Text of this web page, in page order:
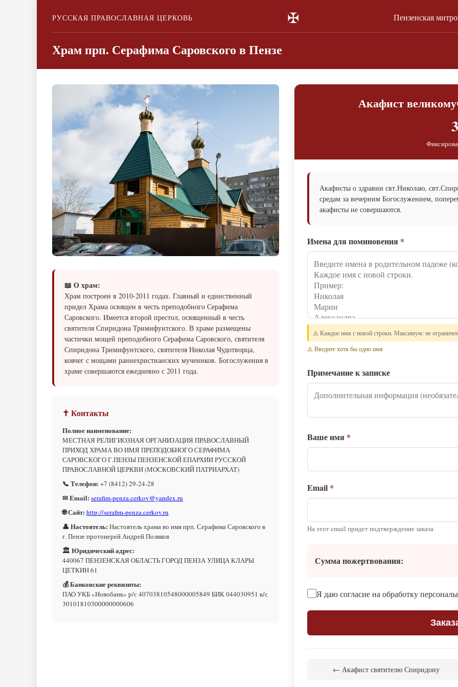
РУССКАЯ ПРАВОСЛАВНАЯ ЦЕРКОВЬ ✠ Пензенская
Храм прп. Серафима Саровского в Пензе
📖 О храм:
Храм построен в 2010-2011 годах. Главный и единственный
придел Храма освящен в честь преподобного Серафима
Саровского. Имеется второй престол, освященный в честь
святителя Спиридона Тримифунтского. В храме размещены
частички мощей преподобного Серафима Саровского, святителя
Спиридона Тримифунтского, святителя Николая Чудотворца,
ковчег с мощами раннехристианских мучеников. Богослужения в
храме совершаются ежедневно с 2011 года.
✝ Контакты
Полное наименование:
МЕСТНАЯ РЕЛИГИОЗНАЯ ОРГАНИЗАЦИЯ ПРАВОСЛАВНЫЙ
ПРИХОД ХРАМА ВО ИМЯ ПРЕПОДОБНОГО СЕРАФИМА
САРОВСКОГО Г.ПЕНЗЫ ПЕНЗЕНСКОЙ ЕПАРХИИ РУССКОЙ
ПРАВОСЛАВНОЙ ЦЕРКВИ (МОСКОВСКИЙ ПАТРИАРХАТ)
📞 Телефон: +7 (8412) 29-24-28
✉ Email: serafim-penza.cerkov@yandex.ru
🌐 Сайт: http://serafim-penza.cerkov.ru
👤 Настоятель: Настоятель храма во имя прп. Серафима Саровского в
г. Пензе протоиерей Андрей Поляков
🏛 Юридический адрес:
440067 ПЕНЗЕНСКАЯ ОБЛАСТЬ ГОРОД ПЕНЗА УЛИЦА КЛАРЫ
ЦЕТКИН 61
💰 Банковские реквизиты:
ПАО УКБ «Новобанк» р/с 40703810548000005849 БИК 044030951 к/с
30101810300000000606
Акафист
Акафисты о здравии свт.Николаю,
средам за вечерним Богослужением,
акафисты не совершаются.
Имена для поминовения *
⚠️ Каждое имя с новой строки. Максимум: не
⚠️ Введите хотя бы одно имя
Примечание к записке
Ваше имя *
Email *
На этот email придет подтверждение заказа
Сумма пожертвования:
Я даю согласие на обработку
← Акафист святителю Спиридону